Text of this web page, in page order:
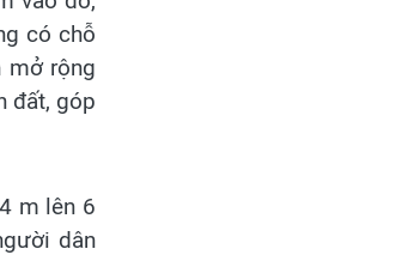
có chỗ
mở rộng
đất, góp
m lên 6
dân